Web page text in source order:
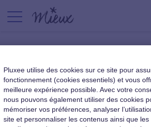
Bien-être au travail,
mode ?
|29 juin 2017
Pluxee utilise des cookies sur ce site pour
fonctionnement (cookies essentiels) et vous
meilleure expérience possible. Avec votre
nous pouvons également utiliser des cookies
mémoriser vos préférences, analyser
site et personnaliser les contenus ainsi que les